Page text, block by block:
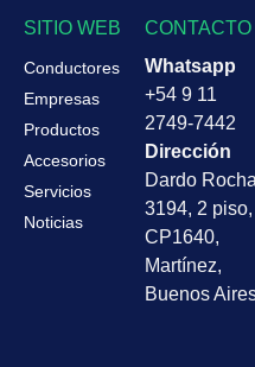
SITIO WEB
Conductores
Empresas
Productos
Accesorios
Servicios
Noticias
CONTACTO
Whatsapp
+54 9 11
2749-7442
Dirección
Dardo Rocha
3194, 2 piso,
CP1640,
Martínez,
Buenos